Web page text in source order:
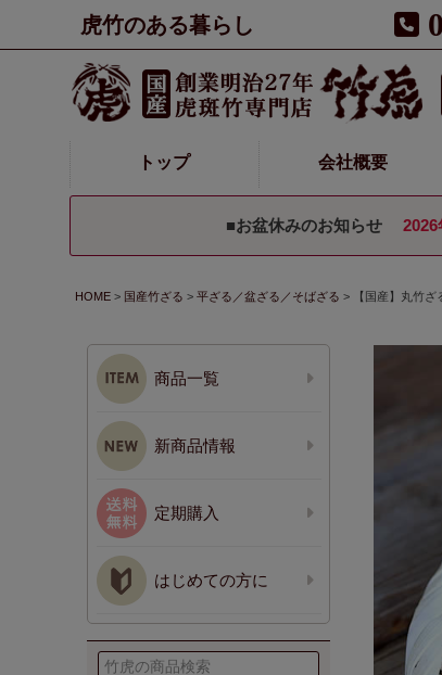
虎竹のある暮らし
トップ 会社概要
■お盆休みのお知らせ 2026
HOME 国産竹ざる 平ざる／盆ざる／そばざる 【国産】丸竹
商品一覧
新商品情報
定期購入
はじめての方に